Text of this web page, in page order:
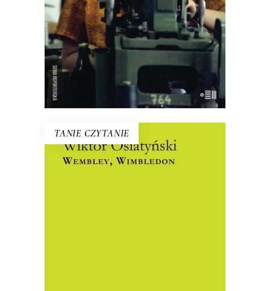
E-BOOK DO KOSZYKA
którym ponoć nie pracuje tylko ten, kto
nie chce?
33.00zł 16.50zł
TANIE CZYTANIE